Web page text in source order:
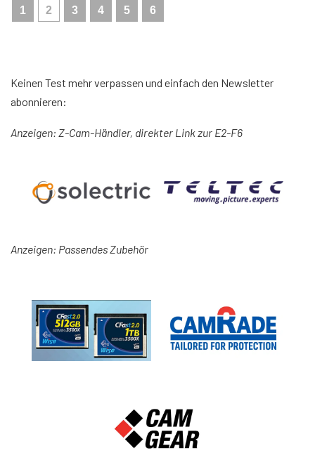
1 2 3 4 5 6
Keinen Test mehr verpassen und einfach den Newsletter
abonnieren:
Anzeigen: Z-Cam-Händler, direkter Link zur E2-F6
Anzeigen: Passendes Zubehör